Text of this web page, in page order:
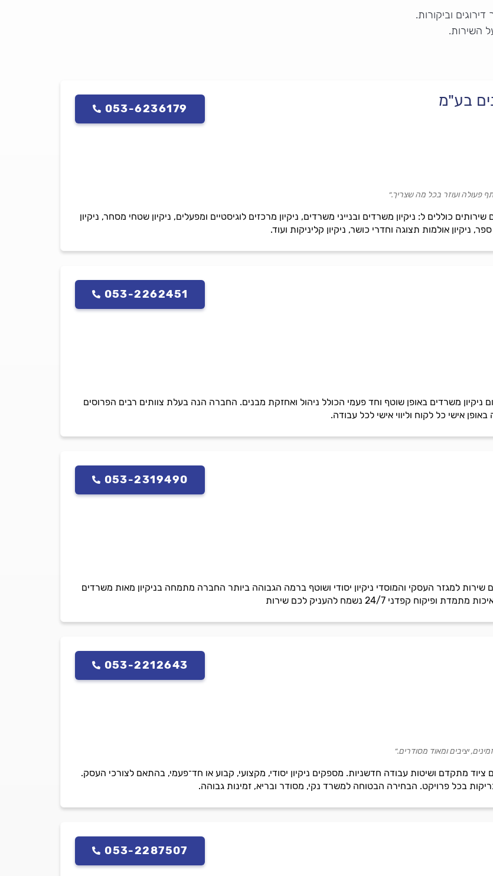
וביקורות.
השירות.
בע"מ 053-6236179
כוללים ל: ניקיון משרדים ובנייני משרדים, ניקיון מרכזים לוגיסטיים ומפעלים, ניקיון שטחי מסחר, ניקיון
ספר, ניקיון אולמות תצוגה וחדרי כושר, ניקיון קליניקות ועוד.
פעולה ועוזר בכל מה שצריך.״
053-2262451
ניקיון משרדים באופן שוטף וחד פעמי הכולל ניהול ואחזקת מבנים. החברה הנה בעלת צוותים רבים הפרוסים
אישי כל לקוח וליווי אישי לכל עבודה.
053-2319490
שירות למגזר העסקי והמוסדי ניקיון יסודי ושוטף ברמה הגבוהה ביותר החברה מתמחה בניקיון מאות משרדים
קפדני 24/7 נשמח להעניק לכם שירות
053-2212643
ציוד מתקדם ושיטות עבודה חדשניות. מספקים ניקיון יסודי, מקצועי, קבוע או חד־פעמי, בהתאם לצורכי העסק.
בכל פרויקט. הבחירה הבטוחה למשרד נקי, מסודר ובריא, זמינות גבוהה.
יציבים ומאוד מסודרים.״
053-2287507